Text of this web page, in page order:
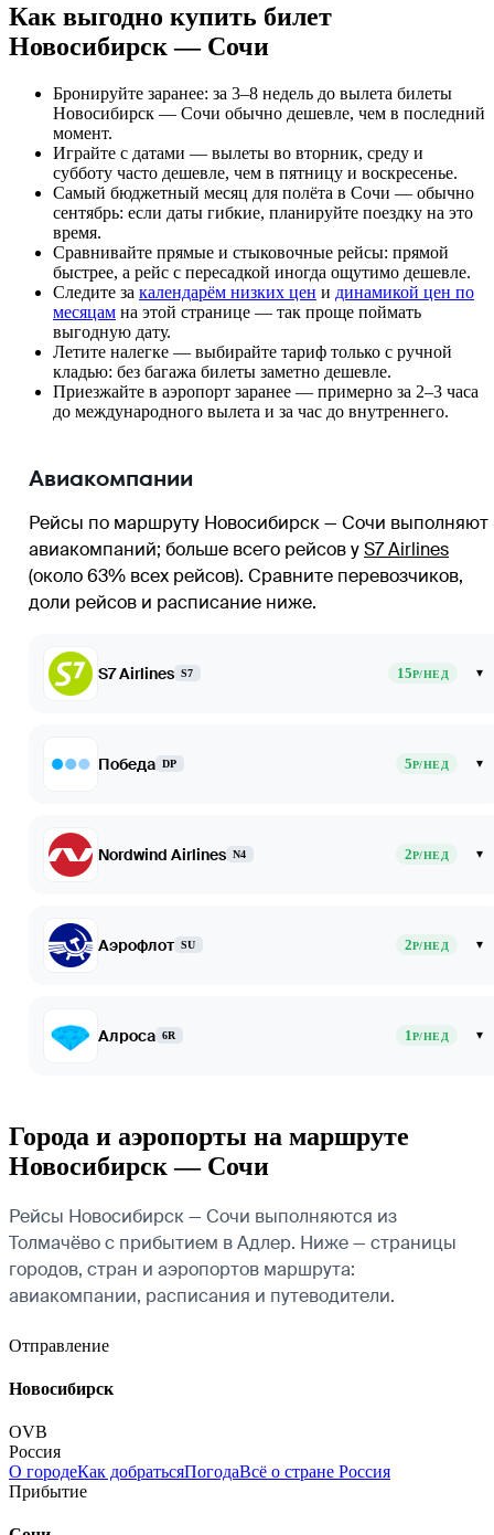
Как выгодно купить билет
Новосибирск — Сочи
Бронируйте заранее: за 3–8 недель до вылета билеты
Новосибирск — Сочи обычно дешевле, чем в последний
момент.
Играйте с датами — вылеты во вторник, среду и
субботу часто дешевле, чем в пятницу и воскресенье.
Самый бюджетный месяц для полёта в Сочи — обычно
сентябрь: если даты гибкие, планируйте поездку на это
время.
Сравнивайте прямые и стыковочные рейсы: прямой
быстрее, а рейс с пересадкой иногда ощутимо дешевле.
Следите за календарём низких цен и динамикой цен по
месяцам на этой странице — так проще поймать
выгодную дату.
Летите налегке — выбирайте тариф только с ручной
кладью: без багажа билеты заметно дешевле.
Приезжайте в аэропорт заранее — примерно за 2–3 часа
до международного вылета и за час до внутреннего.
Авиакомпании
Рейсы по маршруту Новосибирск — Сочи выполняют
авиакомпаний; больше всего рейсов уS7 Airlines
(около 63% всех рейсов). Сравните перевозчиков,
доли рейсов и расписание ниже.
S7 Airlines S7 15Р/НЕД ▾
Победа DP 5Р/НЕД ▾
Nordwind Airlines N4 2Р/НЕД ▾
Аэрофлот SU 2Р/НЕД ▾
Алроса 6R 1Р/НЕД ▾
Города и аэропорты на маршруте
Новосибирск — Сочи
Рейсы Новосибирск — Сочи выполняются из
Толмачёво с прибытием в Адлер. Ниже — страницы
городов, стран и аэропортов маршрута:
авиакомпании, расписания и путеводители.
Отправление
Новосибирск
OVB
Россия
О городеКак добратьсяПогодаВсё о стране Россия
Прибытие